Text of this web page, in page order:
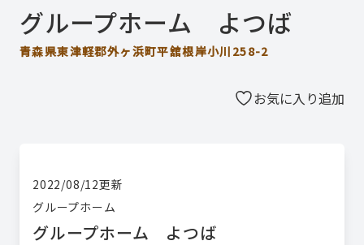
グループホーム よつば
青森県東津軽郡外ヶ浜町平舘根岸小川258-2
お気に入り追加
2022/08/12更新
グループホーム
グループホーム よつば